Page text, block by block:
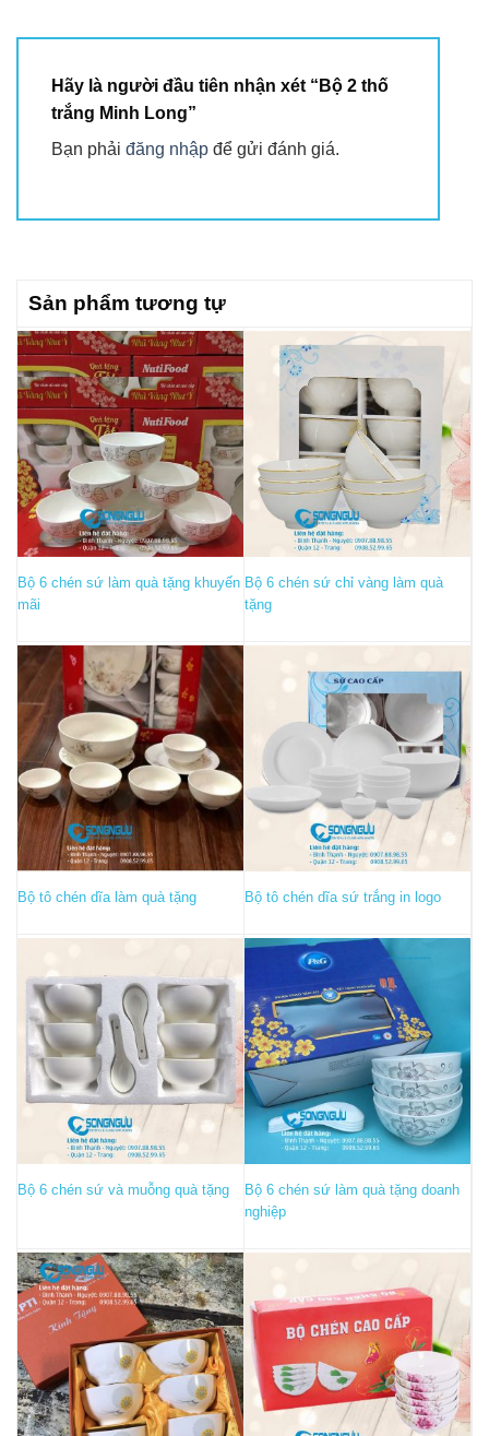
Hãy là người đầu tiên nhận xét “Bộ 2 thố
trắng Minh Long”
Bạn phải đăng nhập để gửi đánh giá.
Sản phẩm tương tự
Bộ 6 chén sứ làm quà tặng khuyến
mãi
Bộ 6 chén sứ chỉ vàng làm quà
tặng
Bộ tô chén dĩa làm quà tặng Bộ tô chén dĩa sứ trắng in logo
Bộ 6 chén sứ và muỗng quà tặng
Bộ 6 chén sứ làm quà tặng doanh
nghiệp